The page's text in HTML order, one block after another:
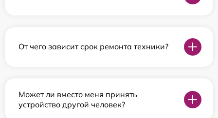
От чего зависит срок ремонта техники?
Может ли вместо меня принять
устройство другой человек?